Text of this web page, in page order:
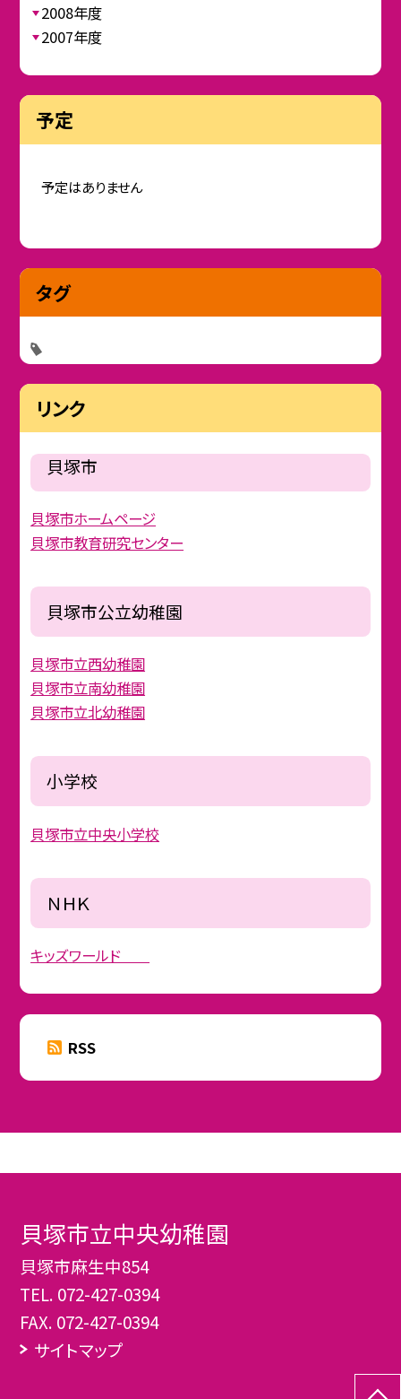
2008年度
2007年度
予定
予定はありません
タグ
リンク
貝塚市
貝塚市ホームページ
貝塚市教育研究センター
貝塚市公立幼稚園
貝塚市立西幼稚園
貝塚市立南幼稚園
貝塚市立北幼稚園
小学校
貝塚市立中央小学校
ＮＨＫ
キッズワールド
RSS
貝塚市立中央幼稚園
貝塚市麻生中854
TEL. 072-427-0394
FAX. 072-427-0394
サイトマップ